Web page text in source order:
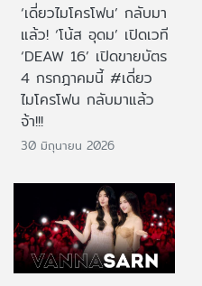
‘เดี่ยวไมโครโฟน’ กลับมา
แล้ว! ‘โน้ส อุดม’ เปิดเวที
‘DEAW 16’ เปิดขายบัตร
4 กรกฎาคมนี้ #เดี่ยว
ไมโครโฟน กลับมาแล้ว
จ้า!!!
30 มิถุนายน 2026